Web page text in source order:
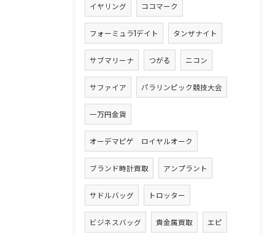
イヤリング ココマーク
フォーミュラ1デイト タンザナイト
サブマリーナ つがる ニコン
サファイア パラリンピック競技大会
一万円金貨
オーデマピゲ ロイヤルオーク
ブランド時計買取 アンプラント
サドルバッグ トロッター
ビジネスバッグ 貴金属買取 エピ